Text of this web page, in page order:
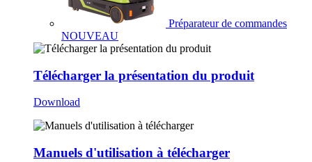
Préparateur de commandes
NOUVEAU
Télécharger la présentation du produit
Download
Manuels d'utilisation à télécharger